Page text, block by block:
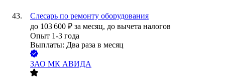
Слесарь по ремонту оборудования
до 103 600 ₽ за месяц, до вычета налогов
Опыт 1-3 года
Выплаты: Два раза в месяц
ЗАО МК АВИДА